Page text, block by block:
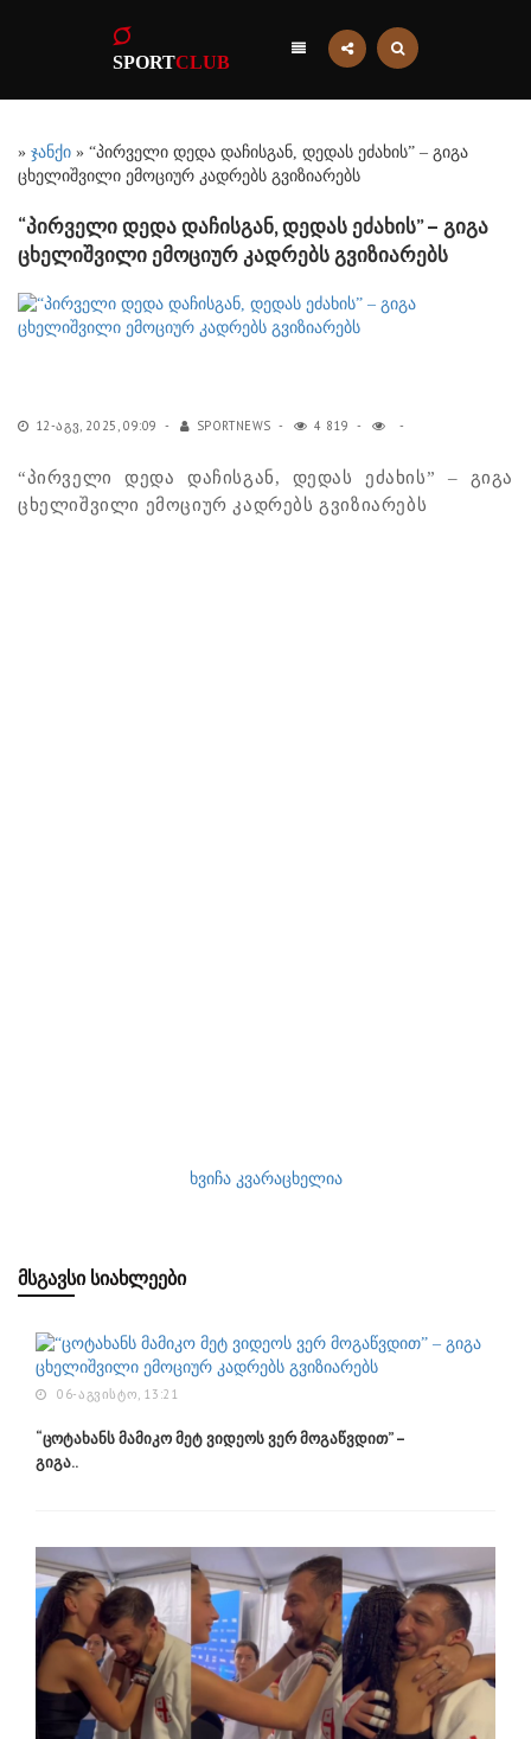
SPORTCLUB
» ჯანქი » “პირველი დედა დაჩისგან, დედას ეძახის” – გიგა
ცხელიშვილი ემოციურ კადრებს გვიზიარებს
“პირველი დედა დაჩისგან, დედას ეძახის” – გიგა
ცხელიშვილი ემოციურ კადრებს გვიზიარებს
12-ᲐᲒᲕ, 2025, 09:09 SPORTNEWS 4 819
“პირველი დედა დაჩისგან, დედას ეძახის” – გიგა
ცხელიშვილი ემოციურ კადრებს გვიზიარებს
ხვიჩა კვარაცხელია
ᲛᲡᲒᲐᲕᲡᲘ ᲡᲘᲐᲮᲚᲔᲔᲑᲘ
06-ᲐᲒᲕᲘᲡᲢᲝ, 13:21
“ცოტახანს მამიკო მეტ ვიდეოს ვერ მოგაწვდით” –
გიგა..